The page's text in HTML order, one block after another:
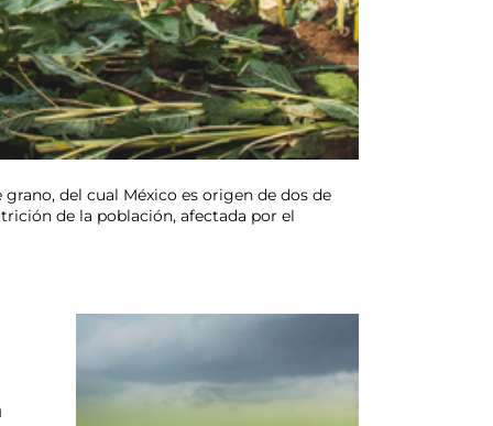
del cual México es origen de dos de
de la población, afectada por el